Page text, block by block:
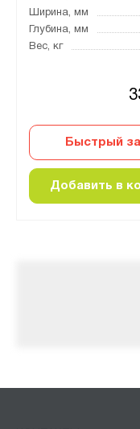
Ширина, мм
Глубина, мм
Вес, кг
Быстрый
Добавить в